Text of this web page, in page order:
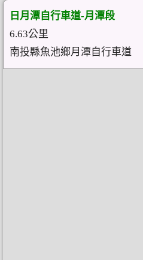
日月潭自行車道-月潭段
6.63公里
南投縣魚池鄉月潭自行車道